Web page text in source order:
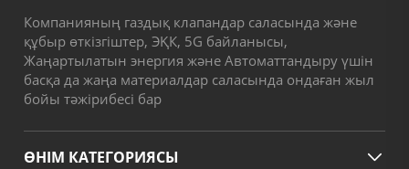
Компанияның газдық клапандар саласында және
құбыр өткізгіштер, ЭҚК, 5G байланысы,
Жаңартылатын энергия және Автоматтандыру үшін
басқа да жаңа материалдар саласында ондаған жыл
бойы тәжірибесі бар
ӨНІМ КАТЕГОРИЯСЫ